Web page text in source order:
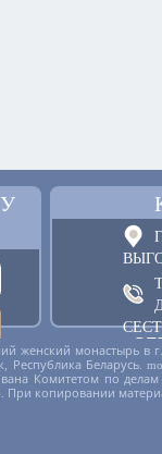
женский монастырь
Республика Беларусь.
Комитетом по
копировании